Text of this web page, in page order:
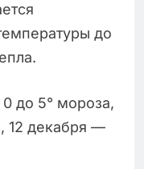
до
до 5° мороза,
12 декабря —